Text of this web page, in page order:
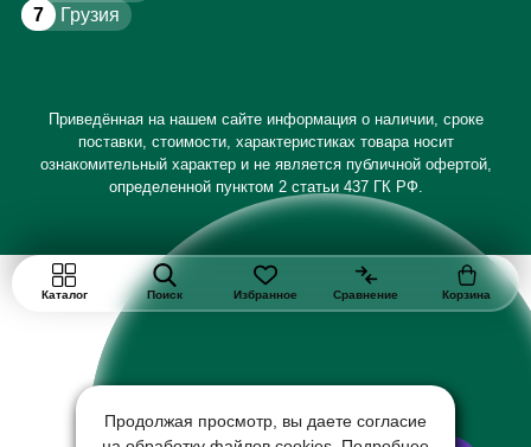
7 Грузия
Приведённая на нашем сайте информация о наличии, сроке
поставки, стоимости, характеристиках товара носит
ознакомительный характер и не является публичной офертой,
определенной пунктом 2 статьи 437 ГК РФ.
Каталог Поиск Избранное Сравнение Корзина
Продолжая просмотр, вы даете согласие